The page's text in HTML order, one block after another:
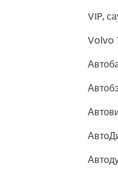
VIP,
Volvo